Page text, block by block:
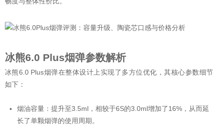
冰熊6.0 Plus烟弹参数解析
冰熊6.0 Plus烟弹在整体设计上实现了多方位优化，其核心参数细节
如下：
烟油容量：提升至3.5ml，相较于6S的3.0ml增加了16%，从而延
长了单颗烟弹的使用周期。